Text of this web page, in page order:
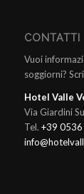
CONTATTI
Vuoi
soggiorni?
Hotel Valle
Via Giardini
Tel. +39 0536